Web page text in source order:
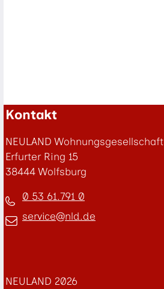
Kontakt
NEULAND
Erfurter Ring 15
38444 Wolfsburg
0 53 61.791 0
service
nld.de
NEULAND 2026